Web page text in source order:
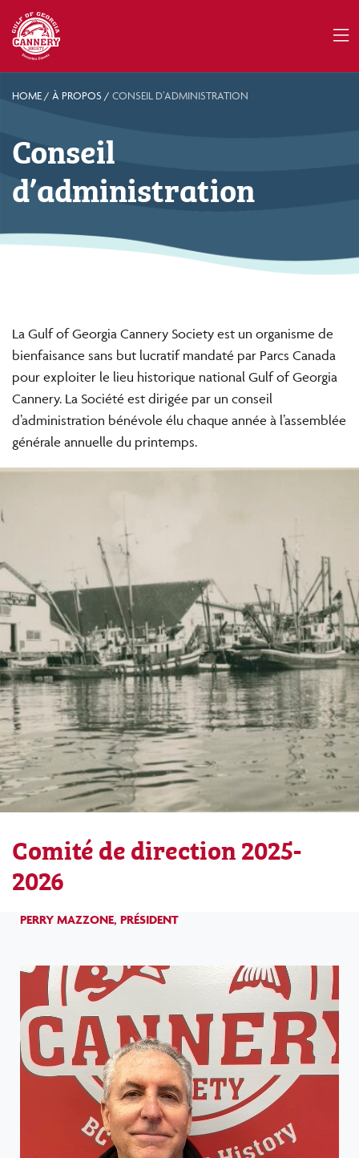
HOME / À PROPOS / CONSEIL D’ADMINISTRATION
Conseil
d’administration
La Gulf of Georgia Cannery Society est un organisme de
bienfaisance sans but lucratif mandaté par Parcs Canada
pour exploiter le lieu historique national Gulf of Georgia
Cannery. La Société est dirigée par un conseil
d’administration bénévole élu chaque année à l’assemblée
générale annuelle du printemps.
Comité de direction 2025-
2026
PERRY MAZZONE, PRÉSIDENT